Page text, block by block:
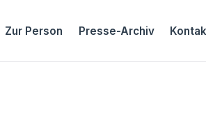
Zur Person Presse-Archiv